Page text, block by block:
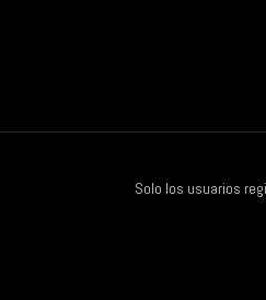
Solo los usuarios